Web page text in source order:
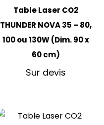
Table Laser CO2
THUNDER NOVA 35 – 80,
100 ou 130W (Dim. 90 x
60 cm)
Sur devis